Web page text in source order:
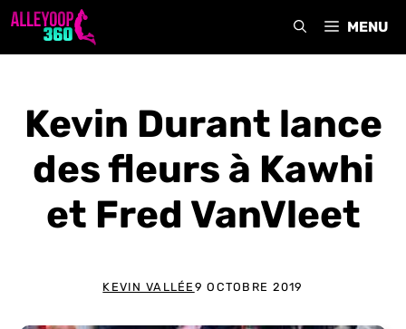
Aller
MENU
Kevin Durant lance
des fleurs à Kawhi
et Fred VanVleet
KEVIN VALLÉE 9 OCTOBRE 2019